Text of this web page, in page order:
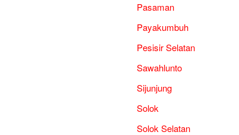
Pasaman
Payakumbuh
Pesisir Selatan
Sawahlunto
Sijunjung
Solok
Solok Selatan